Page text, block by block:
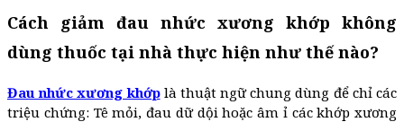
Cách giảm đau nhức xương khớp không
dùng thuốc tại nhà thực hiện như thế nào?
Đau nhức xương khớplà thuật ngữ chung dùng để chỉ các
triệu chứng: Tê mỏi, đau dữ dội hoặc âm ỉ các khớp xương